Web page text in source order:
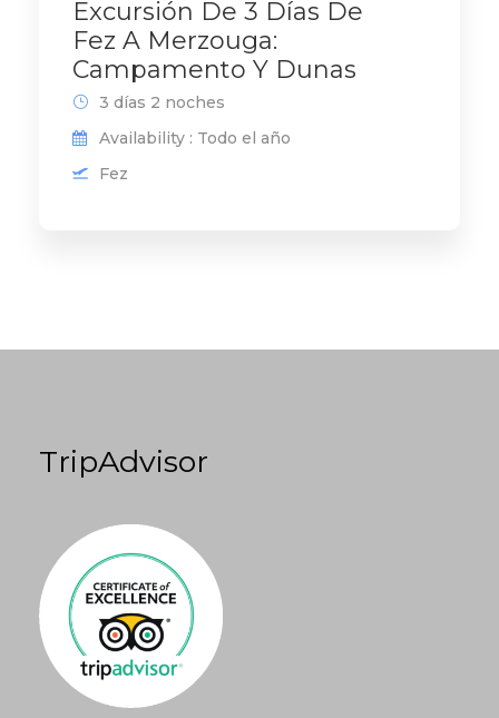
Excursión De 3 Días De
Fez A Merzouga:
Campamento Y Dunas
3 días 2 noches
Availability : Todo el año
Fez
TripAdvisor